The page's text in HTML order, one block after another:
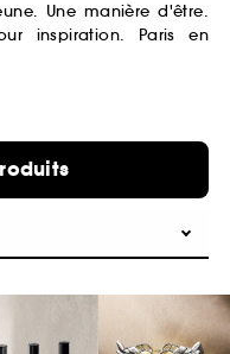
Une manière d'être.
inspiration. Paris en